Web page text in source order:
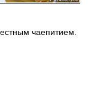
чаепитием.